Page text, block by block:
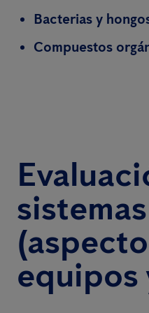
Bacterias y
Compuestos
equipos